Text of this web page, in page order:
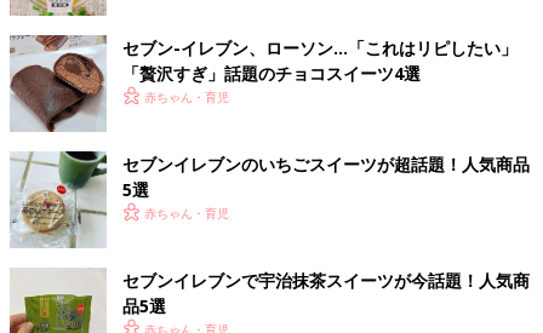
reinaさんが購入したのは「桜レアチーズプリン」。ほんのりと
桜の香りがし、チーズのまったり感もありとろりと美味しいプリ
ンだったそうです。春になったら食べたいレアチーズのスイーツ
ですね。
ーム」
セブン-イレブン、ローソン…「これはリピしたい」
「贅沢すぎ」話題のチョコスイーツ4選
赤ちゃん・育児
セブンイレブンのいちごスイーツが超話題！人気商品
5選
赤ちゃん・育児
セブンイレブンで宇治抹茶スイーツが今話題！人気商
品5選
赤ちゃん・育児